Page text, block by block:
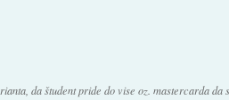
da študent pride do vise oz. mastercarda da